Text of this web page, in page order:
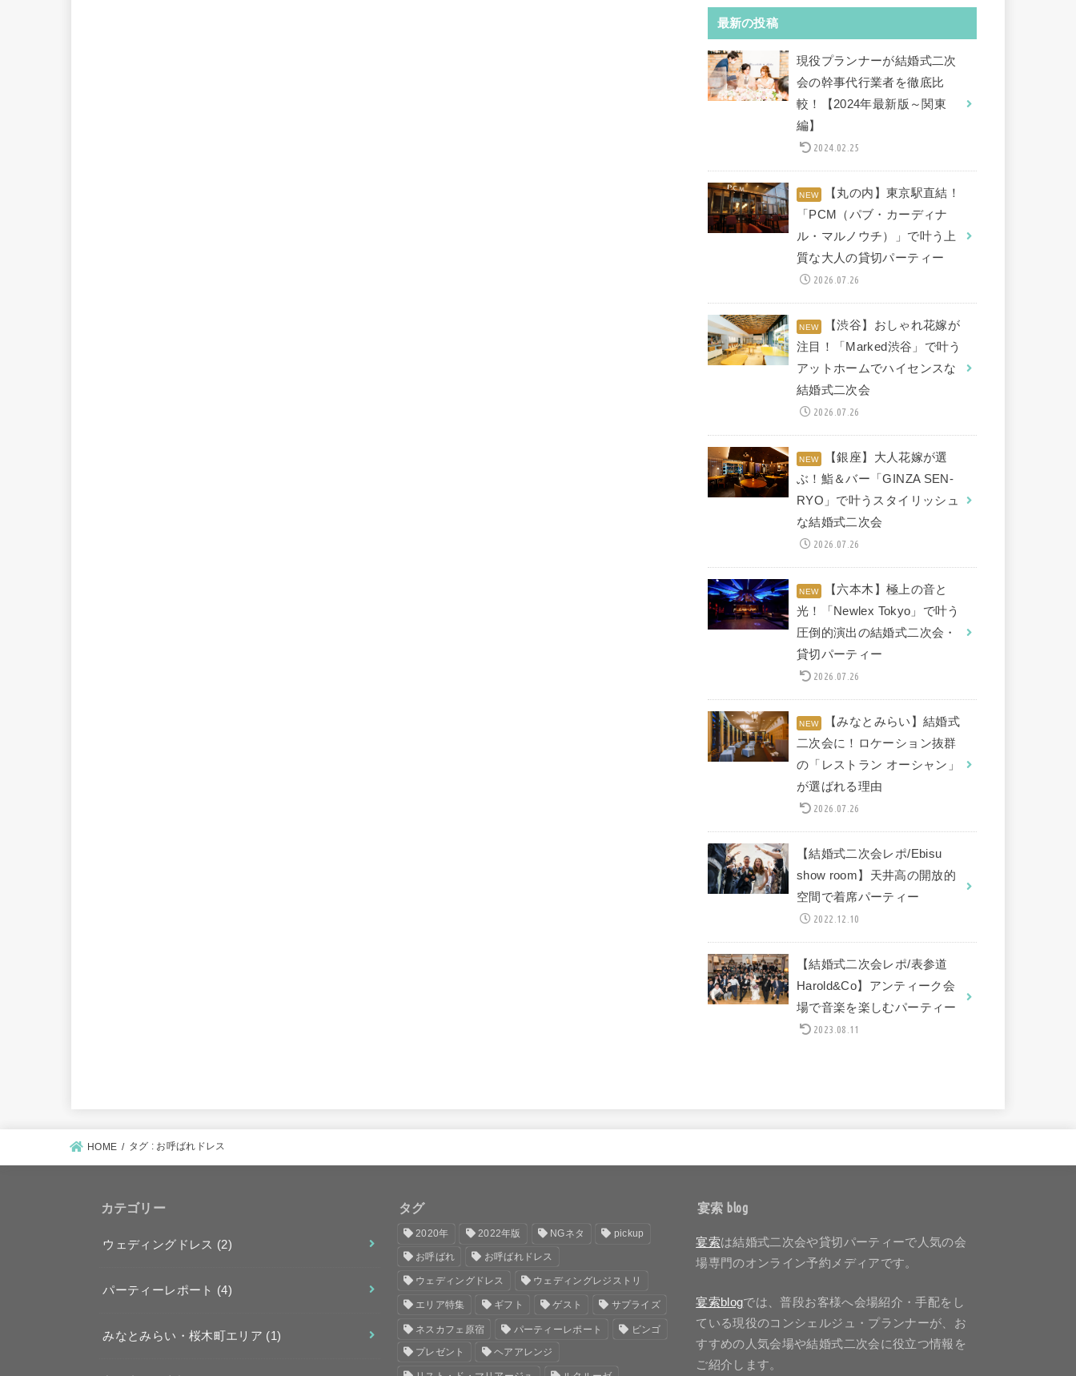
最新の投稿
現役プランナーが結婚式二次
会の幹事代行業者を徹底比
較！【2024年最新版～関東
編】
2024.02.25
【丸の内】東京駅直結！
「PCM（パブ・カーディナ
ル・マルノウチ）」で叶う上
質な大人の貸切パーティー
2026.07.26
【渋谷】おしゃれ花嫁が
注目！「Marked渋谷」で叶う
アットホームでハイセンスな
結婚式二次会
2026.07.26
【銀座】大人花嫁が選
ぶ！鮨＆バー「GINZA SEN-
RYO」で叶うスタイリッシュ
な結婚式二次会
2026.07.26
【六本木】極上の音と
光！「Newlex Tokyo」で叶う
圧倒的演出の結婚式二次会・
貸切パーティー
2026.07.26
【みなとみらい】結婚式
二次会に！ロケーション抜群
の「レストラン オーシャン」
が選ばれる理由
2026.07.26
【結婚式二次会レポ/Ebisu
show room】天井高の開放的
空間で着席パーティー
2022.12.10
【結婚式二次会レポ/表参道
Harold&Co】アンティーク会
場で音楽を楽しむパーティー
2023.08.11
HOME タグ : お呼ばれドレス
カテゴリー
ウェディングドレス (2)
パーティーレポート (4)
みなとみらい・桜木町エリア (1)
タグ
2020年 2022年版 NGネタ pickup
お呼ばれ お呼ばれドレス
ウェディングドレス ウェディングレジストリ
エリア特集 ギフト ゲスト サプライズ
ネスカフェ原宿 パーティーレポート ビンゴ
プレゼント ヘアアレンジ
宴索 blog
宴索は結婚式二次会や貸切パーティーで人気の会
場専門のオンライン予約メディアです。
宴索blogでは、普段お客様へ会場紹介・手配をし
ている現役のコンシェルジュ・プランナーが、お
すすめの人気会場や結婚式二次会に役立つ情報を
ご紹介します。